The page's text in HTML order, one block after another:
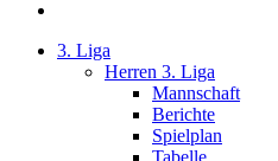
3. Liga
Herren 3. Liga
Mannschaft
Berichte
Spielplan
Tabelle